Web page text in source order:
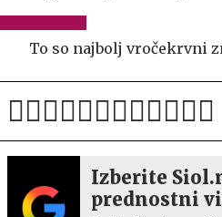
To so najbolj vročekrvni
Izberite
prednostni